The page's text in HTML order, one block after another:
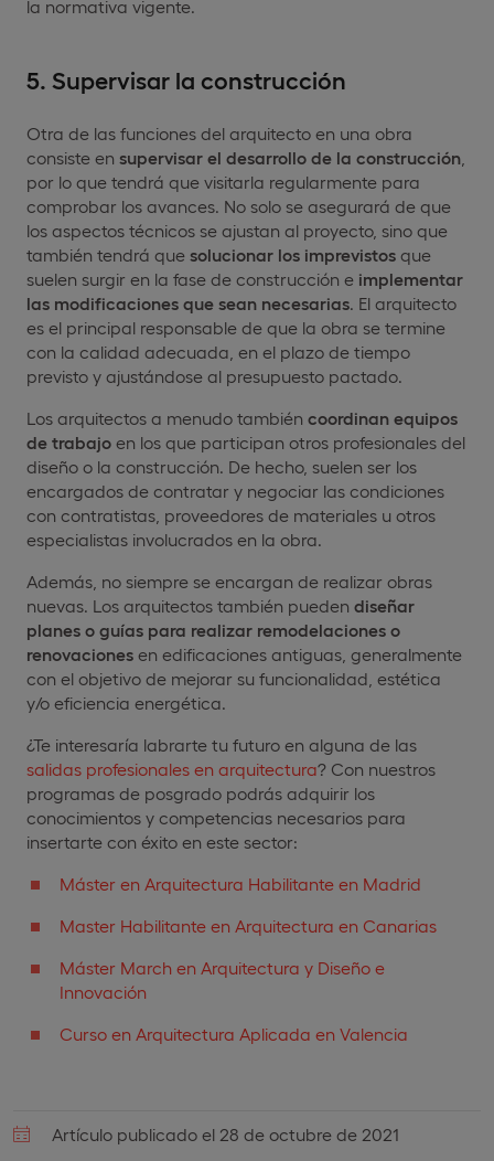
la normativa vigente.
5. Supervisar la construcción
Otra de las funciones del arquitecto en una obra
consiste en supervisar el desarrollo de la construcción
por lo que tendrá que visitarla regularmente para
comprobar los avances. No solo se asegurará de que
los aspectos técnicos se ajustan al proyecto, sino que
también tendrá que solucionar los imprevistos que
suelen surgir en la fase de construcción e implementar
las modificaciones que sean necesarias . El arquitecto
es el principal responsable de que la obra se termine
con la calidad adecuada, en el plazo de tiempo
previsto y ajustándose al presupuesto pactado.
Los arquitectos a menudo también coordinan equipos
de trabajo en los que participan otros profesionales del
diseño o la construcción. De hecho, suelen ser los
encargados de contratar y negociar las condiciones
con contratistas, proveedores de materiales u otros
especialistas involucrados en la obra.
Además, no siempre se encargan de realizar obras
nuevas. Los arquitectos también pueden diseñar
planes o guías para realizar remodelaciones o
renovaciones en edificaciones antiguas, generalmente
con el objetivo de mejorar su funcionalidad, estética
y/o eficiencia energética.
¿Te interesaría labrarte tu futuro en alguna de las
salidas profesionales en arquitectura? Con nuestros
programas de posgrado podrás adquirir los
conocimientos y competencias necesarios para
insertarte con éxito en este sector:
Máster en Arquitectura Habilitante en Madrid
Master Habilitante en Arquitectura en Canarias
Máster March en Arquitectura y Diseño e
Innovación
Curso en Arquitectura Aplicada en Valencia
Artículo publicado el 28 de octubre de 2021